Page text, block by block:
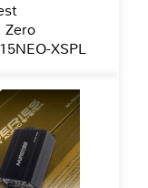
Zero
XSPL